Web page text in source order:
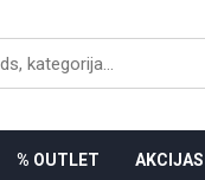
% OUTLET AKCIJAS